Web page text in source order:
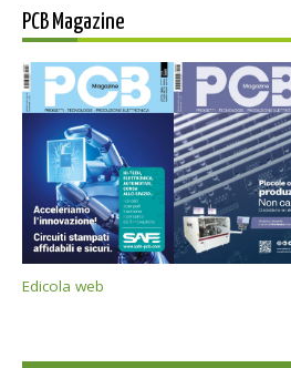
PCB Magazine
Edicola web